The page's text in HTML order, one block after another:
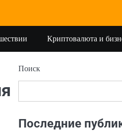
Криптовалюта и
Поиск
Последние